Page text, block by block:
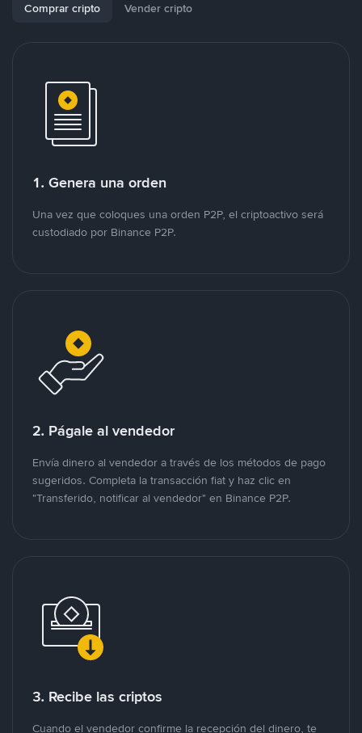
Comprar cripto Vender cripto
1. Genera una orden
Una vez que coloques una orden P2P, el criptoactivo será
custodiado por Binance P2P.
2. Págale al vendedor
Envía dinero al vendedor a través de los métodos de pago
sugeridos. Completa la transacción fiat y haz clic en
"Transferido, notificar al vendedor" en Binance P2P.
3. Recibe las criptos
Cuando el vendedor confirme la recepción del dinero, te